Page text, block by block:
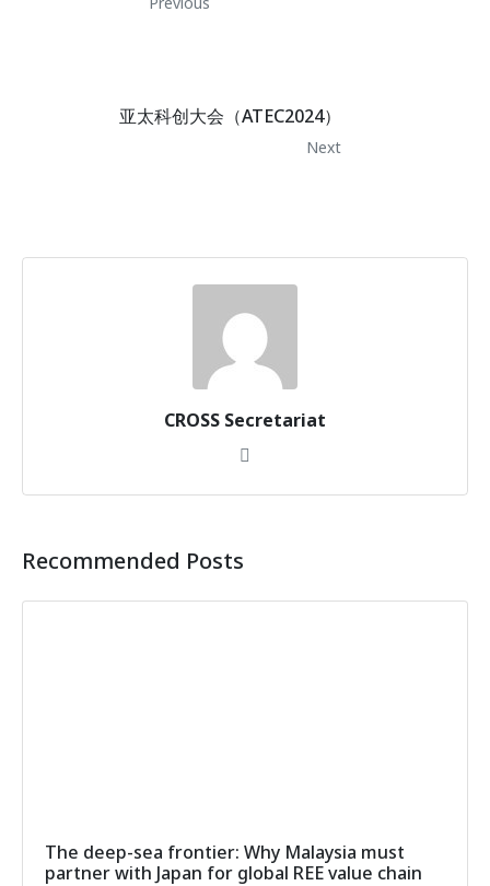
亚太科创大会（ATEC2024）
Next
CROSS Secretariat
Recommended Posts
The deep-sea frontier: Why Malaysia must
partner with Japan for global REE value chain